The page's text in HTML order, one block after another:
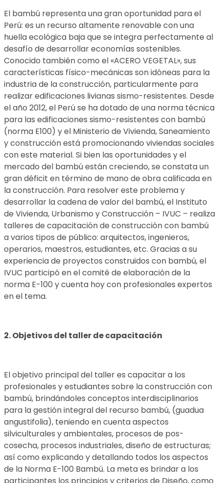
El bambú representa una gran oportunidad para el
Perú: es un recurso altamente renovable con una
huella ecológica baja que se integra perfectamente al
desafío de desarrollar economías sostenibles.
Conocido también como el «ACERO VEGETAL», sus
características físico-mecánicas son idóneas para la
industria de la construcción, particularmente para
realizar edificaciones livianas sismo-resistentes. Desde
el año 2012, el Perú se ha dotado de una norma técnica
para las edificaciones sismo-resistentes con bambú
(norma E100) y el Ministerio de Vivienda, Saneamiento
y construcción está promocionando viviendas sociales
con este material. Si bien las oportunidades y el
mercado del bambú están creciendo, se constata un
gran déficit en término de mano de obra calificada en
la construcción. Para resolver este problema y
desarrollar la cadena de valor del bambú, el Instituto
de Vivienda, Urbanismo y Construcción – IVUC – realiza
talleres de capacitación de construcción con bambú
a varios tipos de público: arquitectos, ingenieros,
operarios, maestros, estudiantes, etc. Gracias a su
experiencia de proyectos construidos con bambú, el
IVUC participó en el comité de elaboración de la
norma E-100 y cuenta hoy con profesionales expertos
en el tema.
2. Objetivos del taller de capacitación
El objetivo principal del taller es capacitar a los
profesionales y estudiantes sobre la construcción con
bambú, brindándoles conceptos interdisciplinarios
para la gestión integral del recurso bambú, (guadua
angustifolia), teniendo en cuenta aspectos
silviculturales y ambientales, procesos de pos-
cosecha, procesos industriales, diseño de estructuras;
así como explicando y detallando todos los aspectos
de la Norma E-100 Bambú. La meta es brindar a los
participantes los principios y criterios de Diseño, como